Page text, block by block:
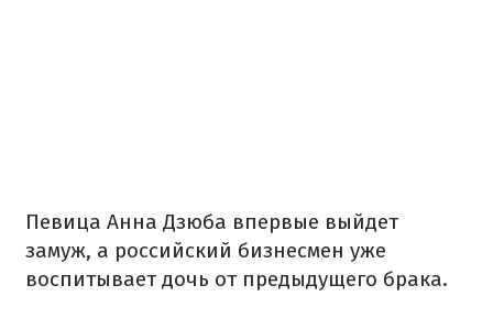
Певица Анна Дзюба впервые выйдет
замуж, а российский бизнесмен уже
воспитывает дочь от предыдущего брака.